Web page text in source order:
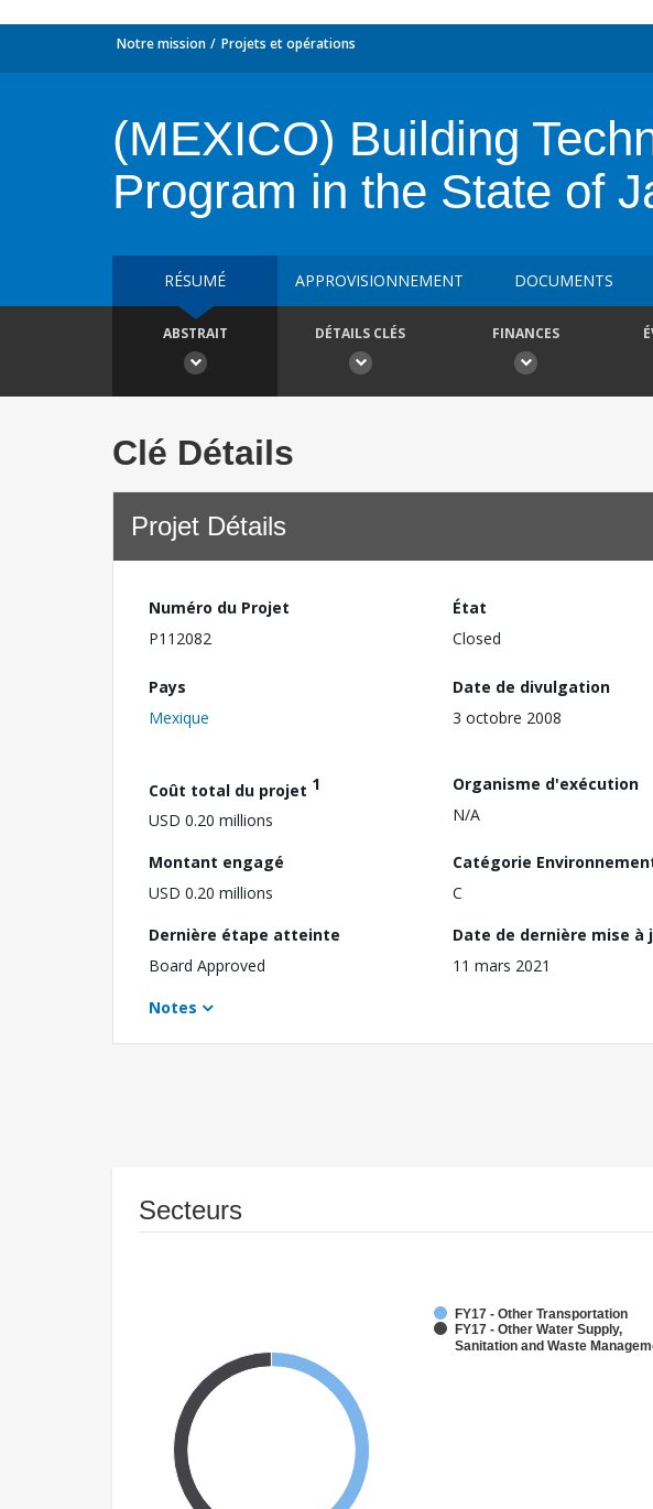
Notre mission Projets et opérations
(MEXICO) Building
Program in the State of
RÉSUMÉ APPROVISIONNEMENT DOCUMENTS
ABSTRAIT DÉTAILS CLÉS FINANCES
Clé Détails
Projet Détails
Numéro du Projet
P112082
État
Closed
Pays
Mexique
Date de divulgation
3 octobre 2008
Coût total du projet 1
USD 0.20 millions
Organisme d'exécution
N/A
Montant engagé
USD 0.20 millions
Catégorie
C
Dernière étape atteinte
Board Approved
Date de dernière mise à
11 mars 2021
Notes
Secteurs
FY17 - Other Transportation
FY17 - Other Water Supply,
Sanitation and Waste